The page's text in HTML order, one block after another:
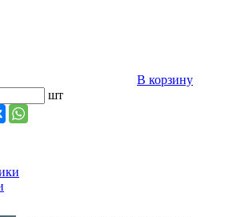
В корзину
шт